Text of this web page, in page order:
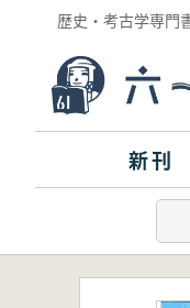
歴史・考古学専門
新刊